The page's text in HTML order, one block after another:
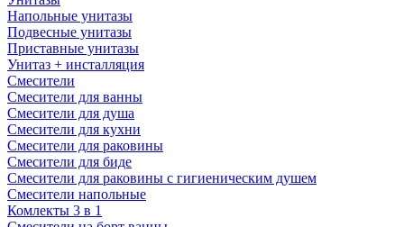
Напольные унитазы
Подвесные унитазы
Приставные унитазы
Унитаз + инсталляция
Смесители
Смесители для ванны
Смесители для душа
Смесители для кухни
Смесители для раковины
Смесители для биде
Смесители для раковины с гигиеническим душем
Смесители напольные
Комлекты 3 в 1